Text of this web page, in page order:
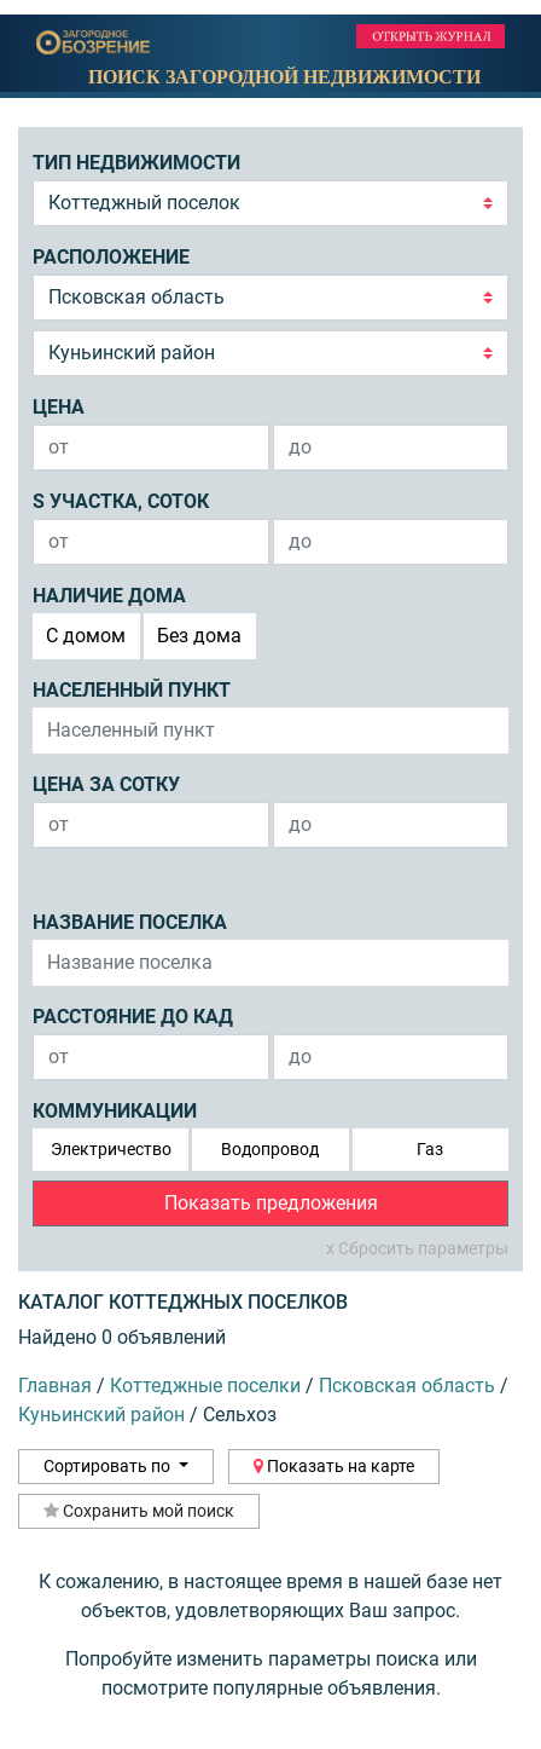
ПОИСК ЗАГОРОДНОЙ НЕДВИЖИМОСТИ
ТИП НЕДВИЖИМОСТИ
РАСПОЛОЖЕНИЕ
ЦЕНА
S УЧАСТКА, СОТОК
НАЛИЧИЕ ДОМА
C домом
Без дома
НАСЕЛЕННЫЙ ПУНКТ
ЦЕНА ЗА СОТКУ
НАЗВАНИЕ ПОСЕЛКА
РАССТОЯНИЕ ДО КАД
КОММУНИКАЦИИ
Электричество Водопровод Газ
Показать предложения
x Сбросить параметры
КАТАЛОГ КОТТЕДЖНЫХ ПОСЕЛКОВ
Найдено 0 объявлений
Главная / Коттеджные поселки / Псковская область /
Куньинский район / Сельхоз
Сортировать по Показать на карте
Сохранить мой поиск
К сожалению, в настоящее время в нашей базе нет
объектов, удовлетворяющих Ваш запрос.
Попробуйте изменить параметры поиска или
посмотрите популярные объявления.